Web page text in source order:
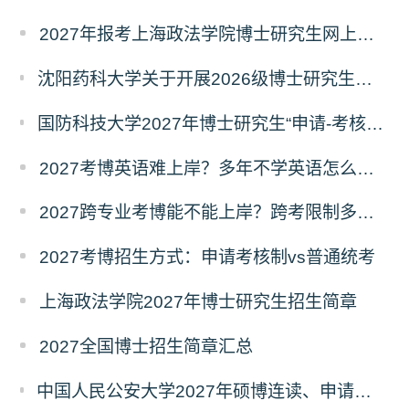
2027年报考上海政法学院博士研究生网上报名公告
沈阳药科大学关于开展2026级博士研究生录取后信息采集及档案调取等相关工作的通知
国防科技大学2027年博士研究生“申请-考核”制招生专业基础笔试考试大纲
2027考博英语难上岸？多年不学英语怎么备考？
2027跨专业考博能不能上岸？跨考限制多不多？
2027考博招生方式：申请考核制vs普通统考
上海政法学院2027年博士研究生招生简章
2027全国博士招生简章汇总
中国人民公安大学2027年硕博连读、申请考核、本科直博博士研究生招生报名事宜的通知